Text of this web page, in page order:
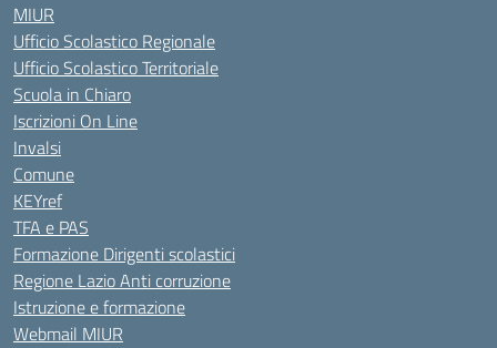
MIUR
Ufficio Scolastico Regionale
Ufficio Scolastico Territoriale
Scuola in Chiaro
Iscrizioni On Line
Invalsi
Comune
KEYref
TFA e PAS
Formazione Dirigenti scolastici
Regione Lazio Anti corruzione
Istruzione e formazione
Webmail MIUR